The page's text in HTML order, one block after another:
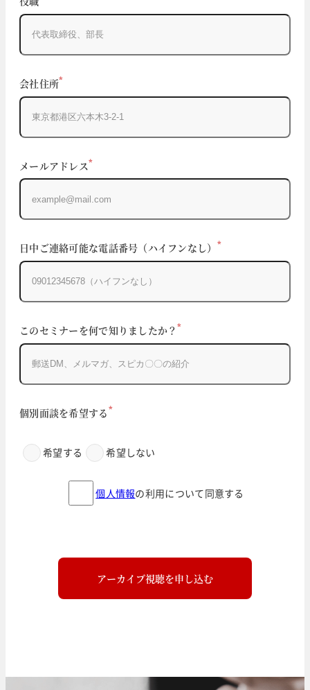
会社住所*
メールアドレス*
日中ご連絡可能な電話番号（ハイフンなし） *
このセミナーを何で知りましたか？*
個別面談を希望する*
希望する 希望しない
個人情報の利用について同意する
アーカイブ視聴を申し込む